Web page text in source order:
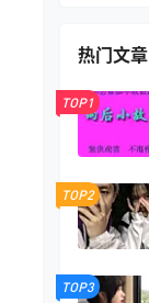
热门文章
TOP1
TOP2
TOP3